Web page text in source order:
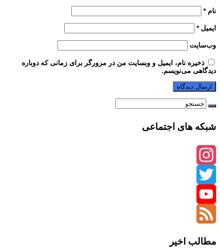
نام*
ایمیل*
وب‌سایت
ذخیره نام، ایمیل و وبسایت من در مرورگر برای زمانی که دوباره
دیدگاهی می‌نویسم.
شبکه های اجتماعی
Instagram
Twitter
YouTube
مطالب اخیر